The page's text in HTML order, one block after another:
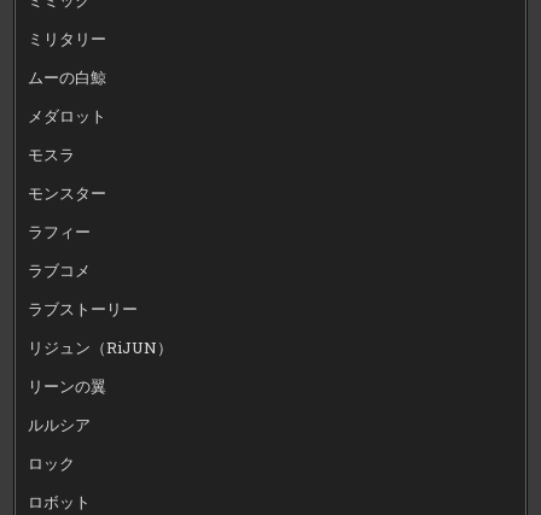
ミリタリー
ムーの白鯨
メダロット
モスラ
モンスター
ラフィー
ラブコメ
ラブストーリー
リジュン（RiJUN）
リーンの翼
ルルシア
ロック
ロボット